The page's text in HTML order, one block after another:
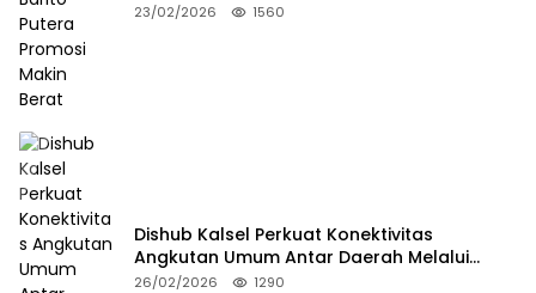
23/02/2026 1560
Dishub Kalsel Perkuat Konektivitas
Angkutan Umum Antar Daerah Melalui
Integritas
26/02/2026 1290